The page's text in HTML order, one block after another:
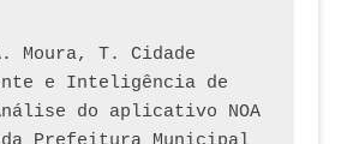
Moura, T. Cidade
e Inteligência de
do aplicativo NOA